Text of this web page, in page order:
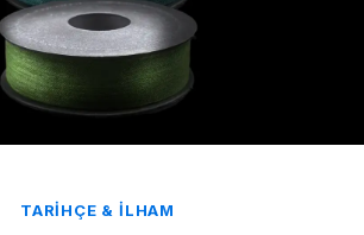
TARIHÇE & İLHAM